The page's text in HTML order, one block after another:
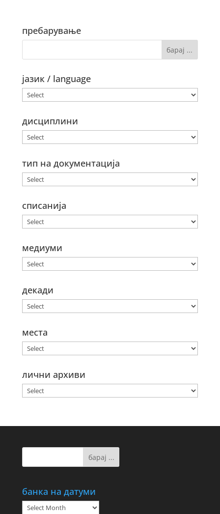
пребарување
јазик / language
дисциплини
тип на документација
списанија
медиуми
декади
места
лични архиви
банка на датуми
банка